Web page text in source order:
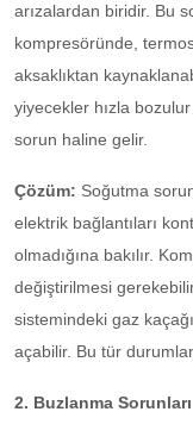
arızalardan biridir. Bu
kompresöründe,
aksaklıktan
yiyecekler hızla
sorun haline gelir.
Çözüm: Soğutma
elektrik bağlantıları
olmadığına bakılır.
değiştirilmesi
sistemindeki gaz
açabilir. Bu tür
2. Buzlanma Sorunları